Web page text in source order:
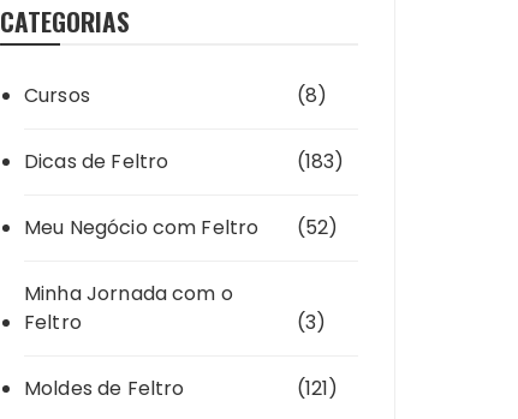
CATEGORIAS
Cursos (8)
Dicas de Feltro (183)
Meu Negócio com Feltro (52)
Minha Jornada com o
Feltro
(3)
Moldes de Feltro (121)